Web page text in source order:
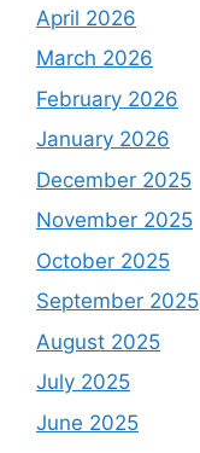
April 2026
March 2026
February 2026
January 2026
December 2025
November 2025
October 2025
September 2025
August 2025
July 2025
June 2025